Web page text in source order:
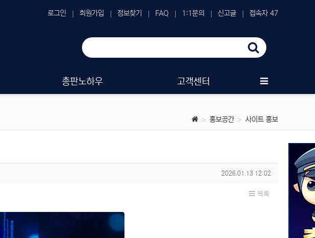
로그인 회원가입 정보찾기 FAQ 1:1문의 신고글 접속자 47
총판노하우 고객센터
홍보공간 사이트 홍보
작성일
2026.01.13 12:02
목록